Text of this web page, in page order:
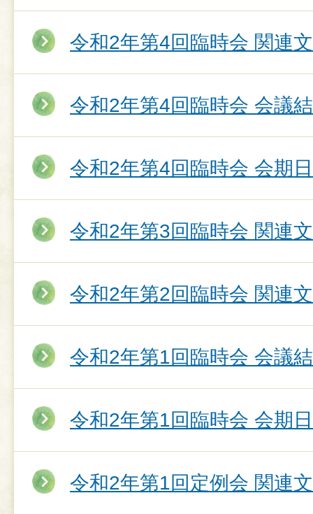
令和2年第4回臨時会 関連
令和2年第4回臨時会 会議
令和2年第4回臨時会 会期
令和2年第3回臨時会 関連
令和2年第2回臨時会 関連
令和2年第1回臨時会 会議
令和2年第1回臨時会 会期
令和2年第1回定例会 関連